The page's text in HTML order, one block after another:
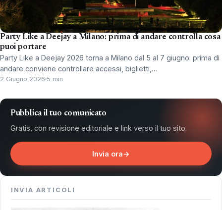
Party Like a Deejay a Milano: prima di andare controlla cosa
puoi portare
Party Like a Deejay 2026 torna a Milano dal 5 al 7 giugno: prima di
andare conviene controllare accessi, biglietti,…
2 Giugno 2026 5 min
Pubblica il tuo comunicato
Gratis, con revisione editoriale e link verso il tuo sito.
Invia ora→
INVIA ARTICOLI